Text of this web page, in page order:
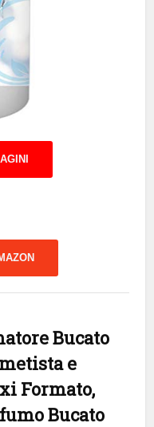
Bucato
e
Formato,
Bucato